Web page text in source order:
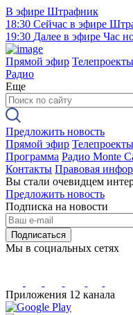
В эфире Штрафник
18:30 Сейчас в эфире
19:30 Далее в эфире Час
Прямой эфир Телепроекты
Радио
Еще
Предложить новость
Прямой эфир Телепроекты
Программа Радио Monte
Контакты Правовая
Вы стали очевидцем
Предложить новость
Подписка на новости
Подписаться
Мы в социальных сетях
Приложения 12 канала